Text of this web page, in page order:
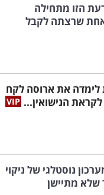
הזו מתחילה
שרצתה לקבל
את ארוסה לקח
הנישואין...
נוסטלגי של ניקוי
מתיישן